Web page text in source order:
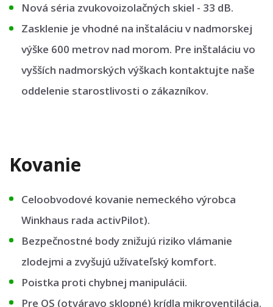
Nová séria zvukovoizolačných skiel - 33 dB.
Zasklenie je vhodné na inštaláciu v nadmorskej
výške 600 metrov nad morom. Pre inštaláciu vo
vyšších nadmorských výškach kontaktujte naše
oddelenie starostlivosti o zákazníkov.
Kovanie
Celoobvodové kovanie nemeckého výrobca
Winkhaus rada activPilot).
Bezpečnostné body znižujú riziko vlámanie
zlodejmi a zvyšujú užívateľský komfort.
Poistka proti chybnej manipulácii.
Pre OS (otváravo sklopné) krídla mikroventilácia.